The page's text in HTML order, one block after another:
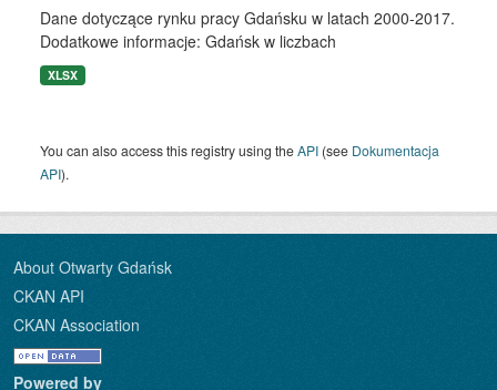
Dane dotyczące rynku pracy Gdańsku w latach 2000-2017.
Dodatkowe informacje: Gdańsk w liczbach
XLSX
You can also access this registry using theAPI (see Dokumentacja
API).
About Otwarty Gdańsk
CKAN API
CKAN Association
Powered by